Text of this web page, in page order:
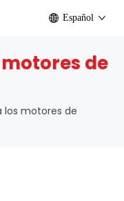
Español
de
los motores de